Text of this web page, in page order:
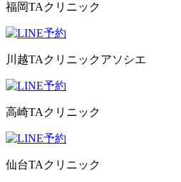
福岡TAクリニック
川越TAクリニックアソシエ
高崎TAクリニック
仙台TAクリニック